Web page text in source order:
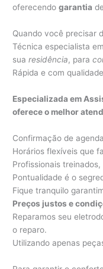
oferecendogarantia
Quando você precisar
Técnica especialista
suaresidência, para
Rápida e com
Especializada em
oferece o melhor
Confirmação de
Horários flexíveis que
Profissionais
Pontualidade é o
Fique tranquilo
Preços justos e
Reparamos seu
o reparo.
Utilizando apenas